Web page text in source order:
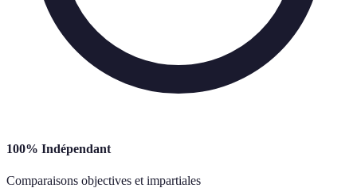
100% Indépendant
Comparaisons objectives et impartiales